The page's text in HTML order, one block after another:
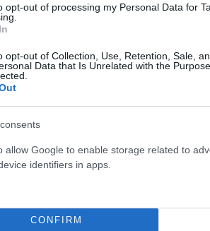
opt-out of processing my Personal Data for
opt-out of Collection, Use, Retention, Sale,
Data that Is Unrelated with the
allow Google to enable storage related to
identifiers in apps.
CONFIRM
μαφία στον Έβρο: Δύο
που έφεραν τις αρχές
χρήση και χειροβομβίδες –